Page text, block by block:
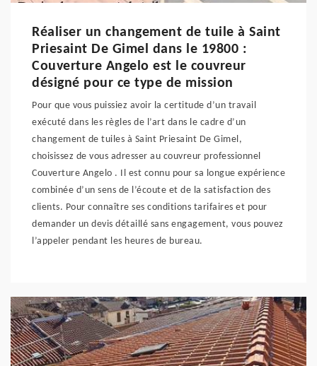
Réaliser un changement de tuile à Saint
Priesaint De Gimel dans le 19800 :
Couverture Angelo est le couvreur
désigné pour ce type de mission
Pour que vous puissiez avoir la certitude d’un travail
exécuté dans les règles de l’art dans le cadre d’un
changement de tuiles à Saint Priesaint De Gimel,
choisissez de vous adresser au couvreur professionnel
Couverture Angelo . Il est connu pour sa longue expérience
combinée d’un sens de l’écoute et de la satisfaction des
clients. Pour connaître ses conditions tarifaires et pour
demander un devis détaillé sans engagement, vous pouvez
l’appeler pendant les heures de bureau.